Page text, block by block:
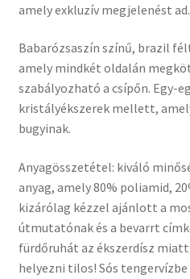
amely exkluzív megjelenést ad.
Babarózsaszín színű, brazil
amely mindkét oldalán
szabályozható a csípőn. Egy-
kristályékszerek mellett,
bugyinak.
Anyagösszetétel: kiváló
anyag, amely 80% poliamid,
kizárólag kézzel ajánlott a
útmutatónak és a bevarrt
fürdőruhát az ékszerdísz
helyezni tilos! Sós